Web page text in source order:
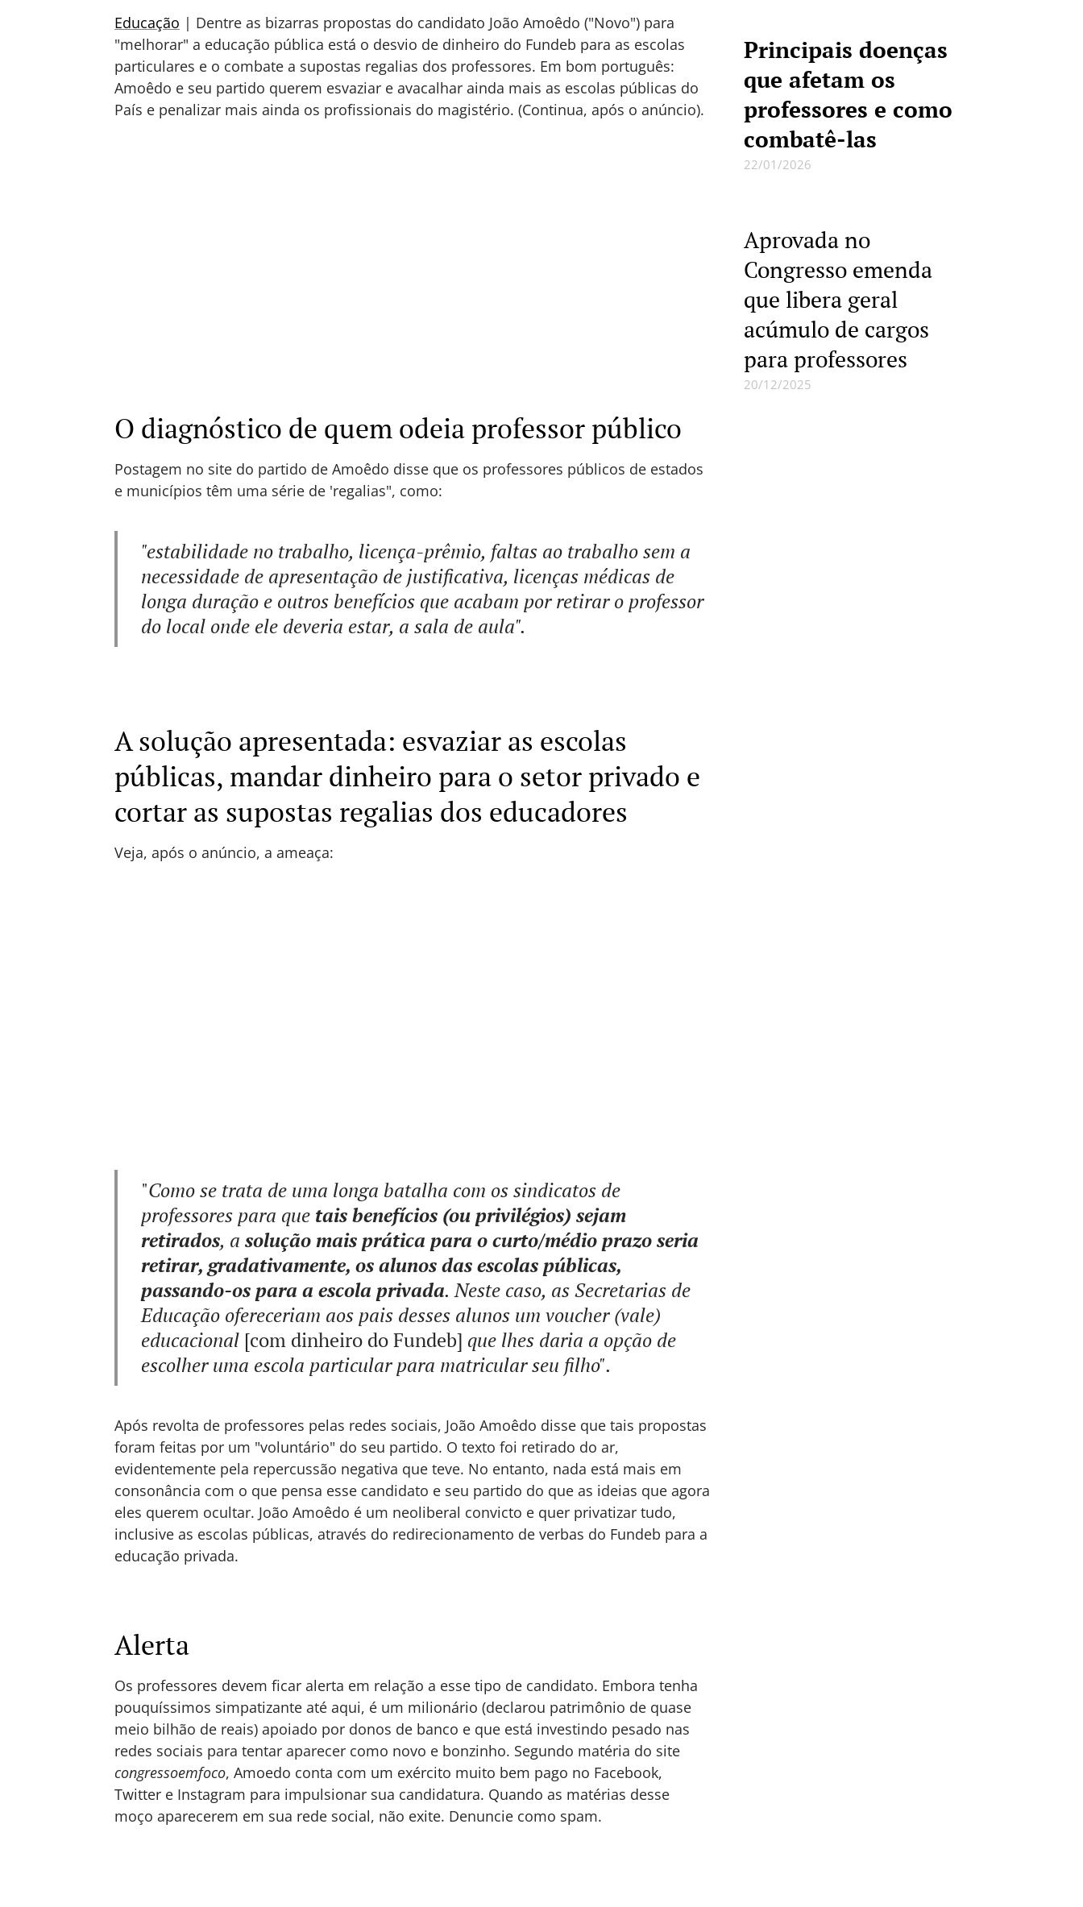
Educação | Dentre as bizarras propostas do candidato João Amoêdo ("Novo") para
"melhorar" a educação pública está o desvio de dinheiro do Fundeb para as escolas
particulares e o combate a supostas regalias dos professores. Em bom português:
Amoêdo e seu partido querem esvaziar e avacalhar ainda mais as escolas públicas do
País e penalizar mais ainda os profissionais do magistério. (Continua, após o anúncio).
O diagnóstico de quem odeia professor público
Postagem no site do partido de Amoêdo disse que os professores públicos de estados
e municípios têm uma série de 'regalias", como:
"estabilidade no trabalho, licença-prêmio, faltas ao trabalho sem a
necessidade de apresentação de justificativa, licenças médicas de
longa duração e outros benefícios que acabam por retirar o professor
do local onde ele deveria estar, a sala de aula".
A solução apresentada: esvaziar as escolas
públicas, mandar dinheiro para o setor privado e
cortar as supostas regalias dos educadores
Veja, após o anúncio, a ameaça:
"Como se trata de uma longa batalha com os sindicatos de
professores para que tais benefícios (ou privilégios) sejam
retirados, a solução mais prática para o curto/médio prazo seria
retirar, gradativamente, os alunos das escolas públicas,
passando-os para a escola privada. Neste caso, as Secretarias de
Educação ofereceriam aos pais desses alunos um voucher (vale)
educacional [com dinheiro do Fundeb] que lhes daria a opção de
escolher uma escola particular para matricular seu filho".
Após revolta de professores pelas redes sociais, João Amoêdo disse que tais propostas
foram feitas por um "voluntário" do seu partido. O texto foi retirado do ar,
evidentemente pela repercussão negativa que teve. No entanto, nada está mais em
consonância com o que pensa esse candidato e seu partido do que as ideias que agora
eles querem ocultar. João Amoêdo é um neoliberal convicto e quer privatizar tudo,
inclusive as escolas públicas, através do redirecionamento de verbas do Fundeb para a
educação privada.
Alerta
Os professores devem ficar alerta em relação a esse tipo de candidato. Embora tenha
pouquíssimos simpatizante até aqui, é um milionário (declarou patrimônio de quase
meio bilhão de reais) apoiado por donos de banco e que está investindo pesado nas
redes sociais para tentar aparecer como novo e bonzinho. Segundo matéria do site
congressoemfoco, Amoedo conta com um exército muito bem pago no Facebook,
Twitter e Instagram para impulsionar sua candidatura. Quando as matérias desse
moço aparecerem em sua rede social, não exite. Denuncie como spam.
Principais doenças
que afetam os
professores e como
combatê-las
22/01/2026
Aprovada no
Congresso emenda
que libera geral
acúmulo de cargos
para professores
20/12/2025